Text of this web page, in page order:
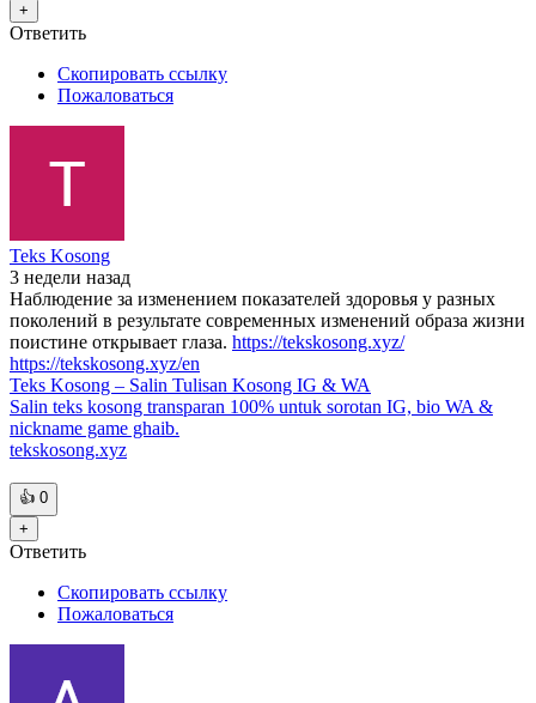
+
Ответить
Скопировать ссылку
Пожаловаться
Teks Kosong
3 недели назад
Наблюдение за изменением показателей здоровья у разных
поколений в результате современных изменений образа жизни
поистине открывает глаза. https://tekskosong.xyz/
https://tekskosong.xyz/en
Teks Kosong – Salin Tulisan Kosong IG & WA
Salin teks kosong transparan 100% untuk sorotan IG, bio WA &
nickname game ghaib.
tekskosong.xyz
👍 0
+
Ответить
Скопировать ссылку
Пожаловаться